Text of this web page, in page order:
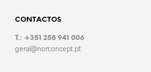
CONTACTOS
T.: +351 258 941 006
geral@norconcept.pt